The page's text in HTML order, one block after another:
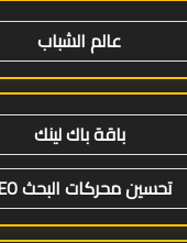
عالم الشباب
باقة باك لينك
تحسين محركات البحث SEO